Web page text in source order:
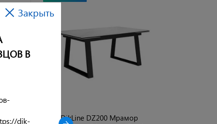
Стол DikLine DZ200 Мрамор
Закрыть
В
dik-